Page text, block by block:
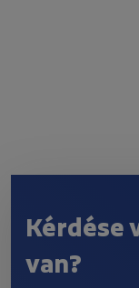
Kérdése
van?